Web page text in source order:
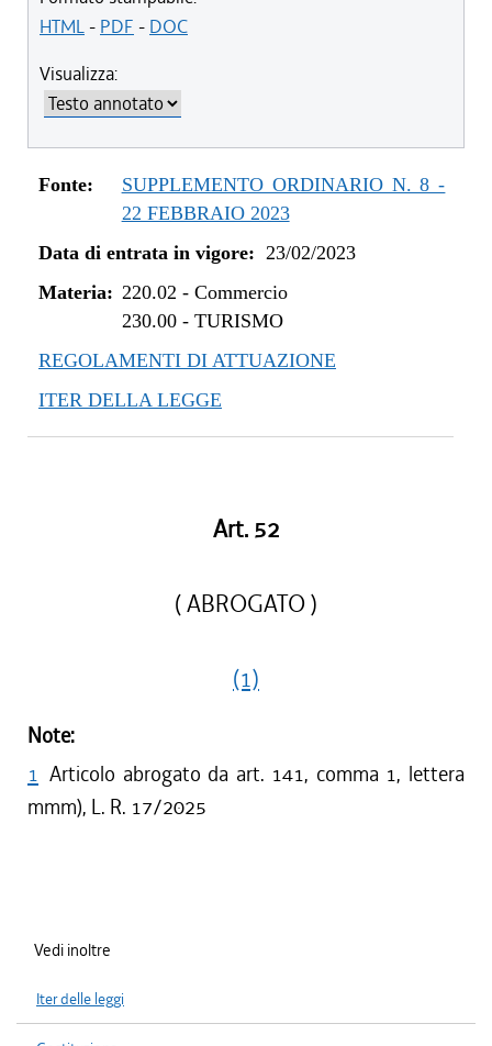
HTML- PDF - DOC
Visualizza:
Fonte:
SUPPLEMENTO ORDINARIO N. 8 -
22 FEBBRAIO 2023
Data di entrata in vigore: 23/02/2023
Materia: 220.02 - Commercio
230.00- TURISMO
REGOLAMENTI DI ATTUAZIONE
ITER DELLA LEGGE
Art. 52
( ABROGATO )
(1)
Note:
1 Articolo abrogato da art. 141, comma 1, lettera
mmm), L. R. 17/2025
Vedi inoltre
Iter delle leggi